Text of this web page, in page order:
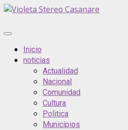
Saltar
contenido
Menú
principalInicio
noticias
Actualidad
Nacional
Comunidad
Cultura
Politica
Municipios